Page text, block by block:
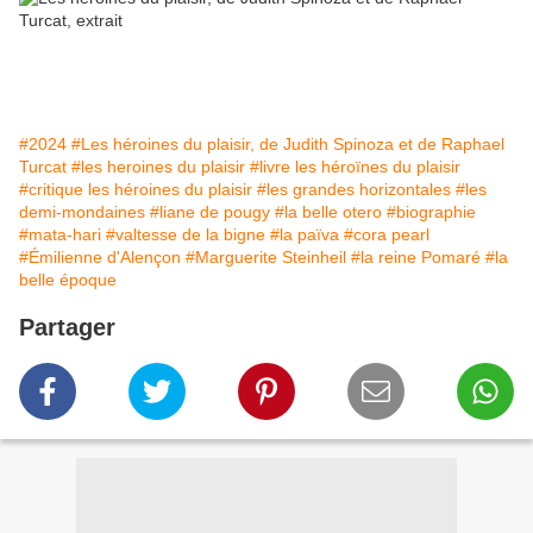
#2024 #Les héroines du plaisir, de Judith Spinoza et de Raphael
Turcat #les heroines du plaisir #livre les héroïnes du plaisir
#critique les héroines du plaisir #les grandes horizontales #les
demi-mondaines #liane de pougy #la belle otero #biographie
#mata-hari #valtesse de la bigne #la païva #cora pearl
#Émilienne d'Alençon #Marguerite Steinheil #la reine Pomaré #la
belle époque
Partager